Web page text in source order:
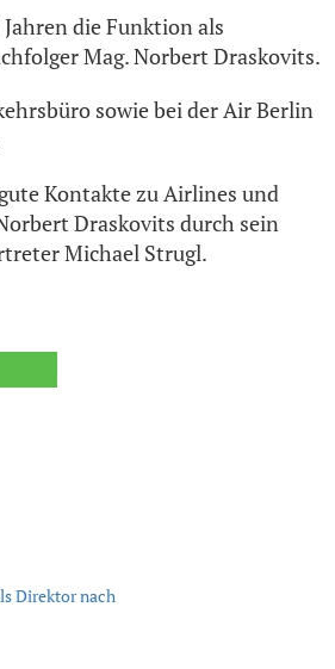
die Funktion als
Mag. Norbert Draskovits.
sowie bei der Air Berlin
Kontakte zu Airlines und
Draskovits durch sein
Michael Strugl.
Direktor nach